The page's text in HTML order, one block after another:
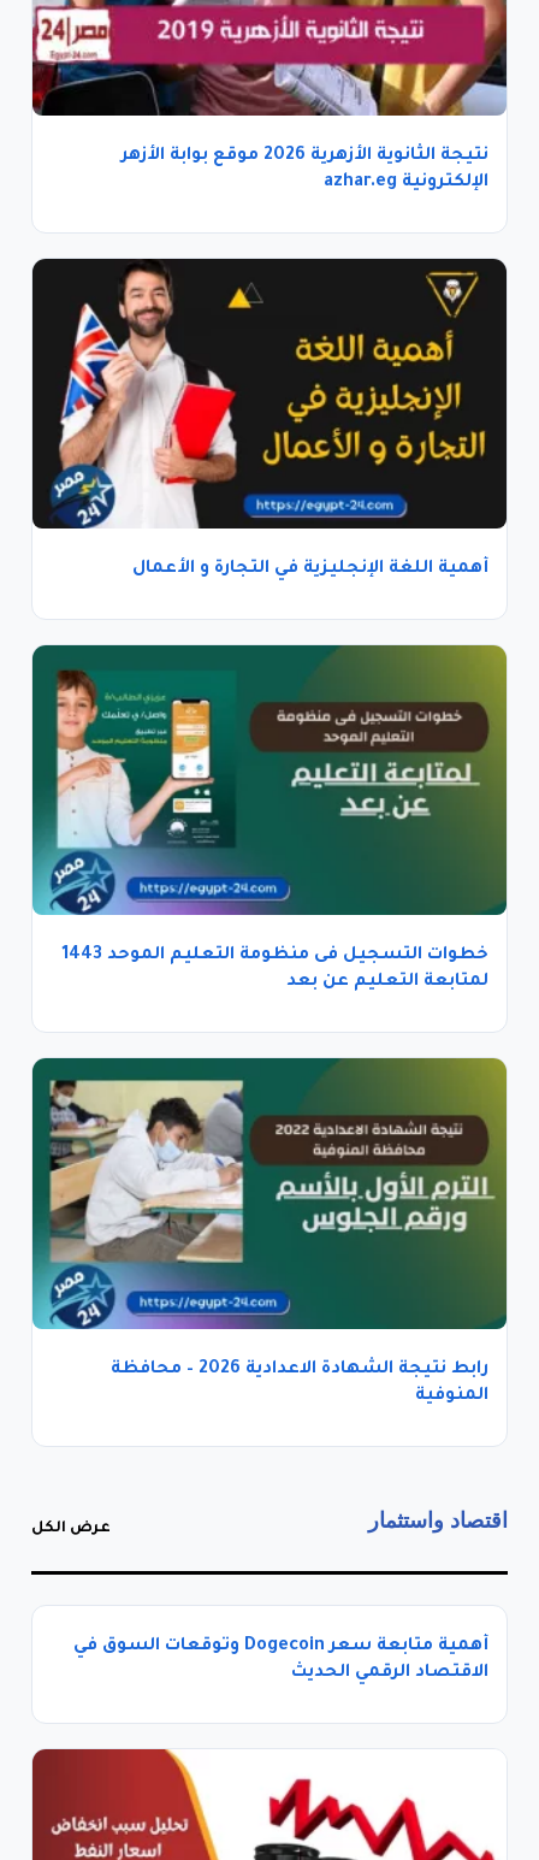
نتيجة الثانوية الأزهرية 2026 موقع بوابة الأزهر
الإلكترونية azhar.eg
أهمية اللغة الإنجليزية في التجارة و الأعمال
خطوات التسجيل فى منظومة التعليم الموحد 1443
لمتابعة التعليم عن بعد
رابط نتيجة الشهادة الاعدادية 2026 – محافظة
المنوفية
اقتصاد واستثمار عرض الكل
أهمية متابعة سعر Dogecoin وتوقعات السوق في
الاقتصاد الرقمي الحديث